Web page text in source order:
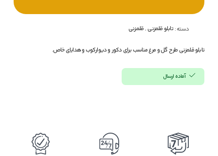
دسته : تابلو قلمزنی,قلمزنی
تابلو قلمزنی طرح گل و مرغ مناسب برای دکور و دیوارکوب و هدایای خاص.
آماده ارسال